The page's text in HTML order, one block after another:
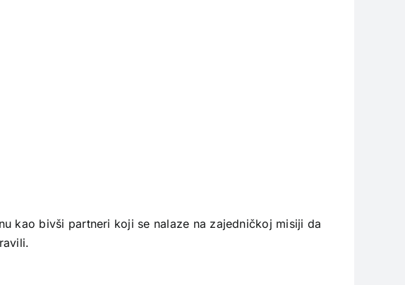
kao bivši partneri koji se nalaze na zajedničkoj misiji da